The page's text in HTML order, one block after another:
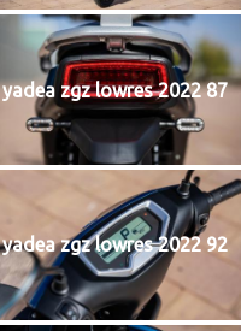
yadea zgz lowres 2022 87
yadea zgz lowres 2022 92